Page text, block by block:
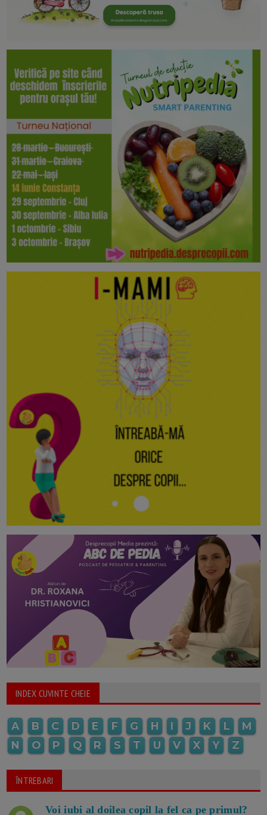
INDEX CUVINTE CHEIE
A B C D E F G H I J K L
M
N
O P Q R S T U V X Y Z
ÎNTREBARI
Voi iubi al doilea copil la fel ca pe primul?